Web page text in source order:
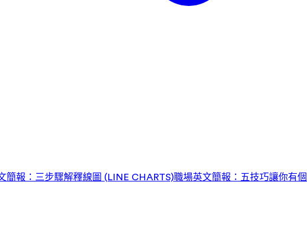
簡報：三步驟解釋線圖 (LINE CHARTS)職場英文簡報：五技巧讓你有